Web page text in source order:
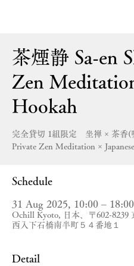
茶煙静 Sa-en
Zen
Hookah
完全貸切 1組限定 坐禅 × 茶香
Private Zen Meditation ×
Schedule
31 Aug 2025, 10:00 – 18:00
Ochill Kyoto, 日本、〒602-8239
西入下石橋南半町５４番地１
Detail